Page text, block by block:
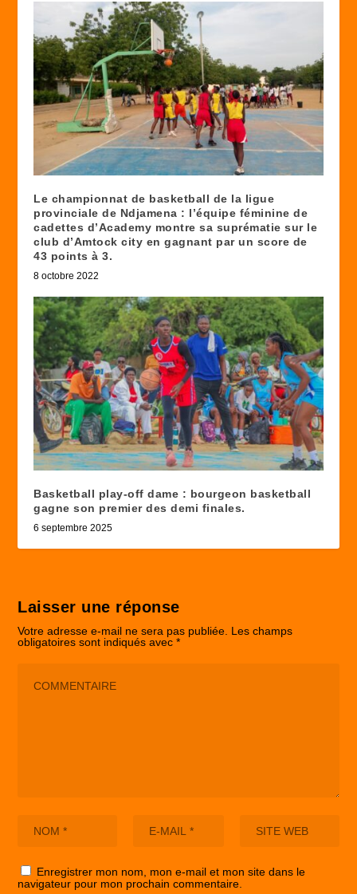
Le championnat de basketball de la ligue
provinciale de Ndjamena : l’équipe féminine de
cadettes d’Academy montre sa suprématie sur le
club d’Amtock city en gagnant par un score de
43 points à 3.
8 octobre 2022
Basketball play-off dame : bourgeon basketball
gagne son premier des demi finales.
6 septembre 2025
Laisser une réponse
Votre adresse e-mail ne sera pas publiée. Les champs
obligatoires sont indiqués avec*
Enregistrer mon nom, mon e-mail et mon site dans le
navigateur pour mon prochain commentaire.